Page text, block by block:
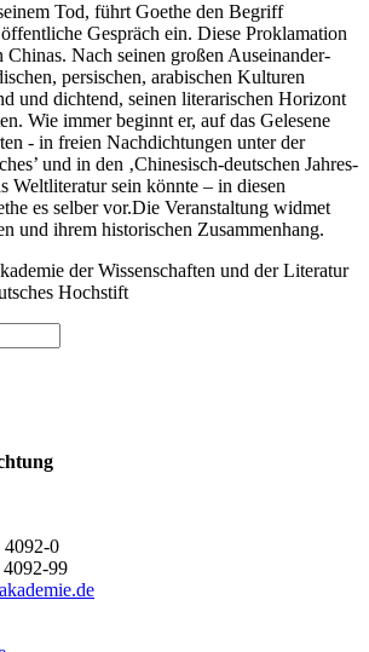
Tod, führt Goethe den Begriff
Gespräch ein. Diese Proklamation
Chinas. Nach seinen großen Auseinander­
persischen, arabischen Kulturen
und dichtend, seinen literarischen Horizont
Wie immer beginnt er, auf das Gelesene
- in freien Nachdichtungen unter der
und in den ‚Chinesisch-deutschen Jahres-
Weltliteratur sein könnte – in diesen
es selber vor.Die Veranstaltung widmet
und ihrem historischen Zusammenhang.
der Wissenschaften und der Literatur
Hochstift
4092-0
99